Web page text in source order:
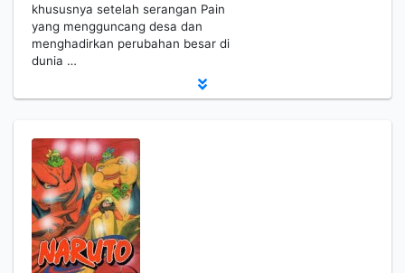
khususnya setelah serangan Pain
yang mengguncang desa dan
menghadirkan perubahan besar di
dunia …